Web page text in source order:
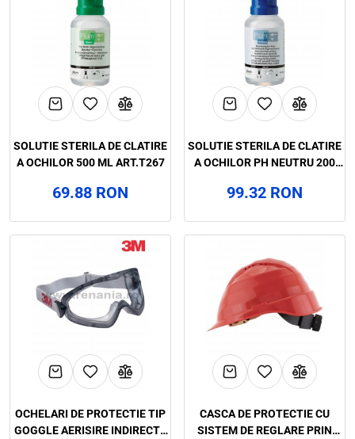
SOLUTIE STERILA DE CLATIRE
A OCHILOR 500 ML ART.T267
69.88 RON
SOLUTIE STERILA DE CLATIRE
A OCHILOR PH NEUTRU 200
99.32 RON
OCHELARI DE PROTECTIE TIP
GOGGLE AERISIRE INDIRECTA
CASCA DE PROTECTIE CU
SISTEM DE REGLARE PRIN